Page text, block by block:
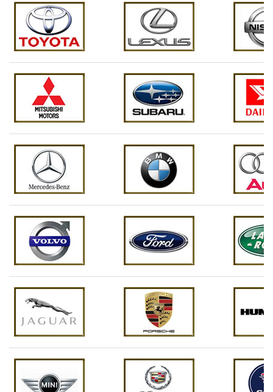
Will サイ
ファ
35,750 71,500
アイシス 42,900 85,800
アクア 35,750 22,880 71,500
アベンシス
セダン
35,750 71,500
ワゴン
44,000 35,750 22,880 71,500
アリオン 35,750 71,500
アルテッツ
ァ
35,750 71,500
44,000 35,750 22,880 71,500